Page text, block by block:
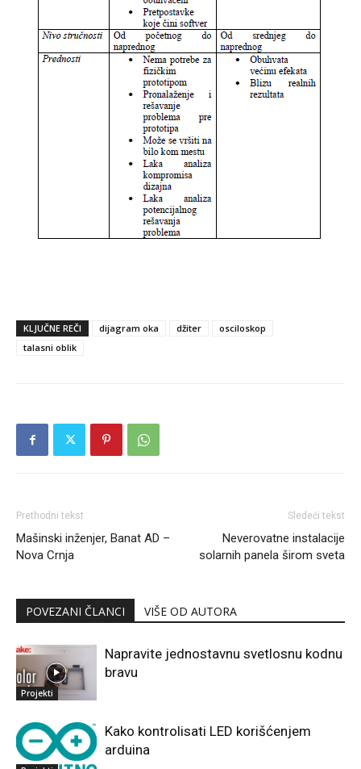
KLJUČNE REČI dijagram oka džiter
osciloskop
talasni oblik
Prethodni tekst
Mašinski inženjer, Banat AD –
Nova Crnja
Sledeći tekst
Neverovatne instalacije
solarnih panela širom sveta
POVEZANI ČLANCI VIŠE OD AUTORA
Projekti
Napravite jednostavnu svetlosnu kodnu
bravu
Kako kontrolisati LED korišćenjem
arduina